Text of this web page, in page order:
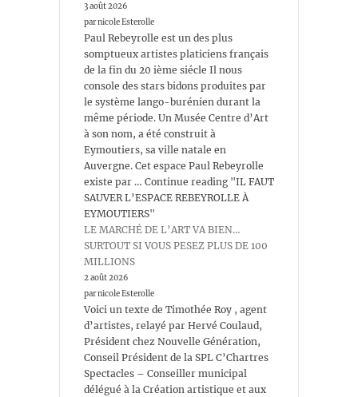
3 août 2026
par nicole Esterolle
Paul Rebeyrolle est un des plus
somptueux artistes platiciens français
de la fin du 20 ième siécle Il nous
console des stars bidons produites par
le système lango-burénien durant la
même période. Un Musée Centre d’Art
à son nom, a été construit à
Eymoutiers, sa ville natale en
Auvergne. Cet espace Paul Rebeyrolle
existe par … Continue reading "IL FAUT
SAUVER L’ESPACE REBEYROLLE À
EYMOUTIERS"
LE MARCHÉ DE L’ART VA BIEN…
SURTOUT SI VOUS PESEZ PLUS DE 100
MILLIONS
2 août 2026
par nicole Esterolle
Voici un texte de Timothée Roy , agent
d’artistes, relayé par Hervé Coulaud,
Président chez Nouvelle Génération,
Conseil Président de la SPL C’Chartres
Spectacles – Conseiller municipal
délégué à la Création artistique et aux